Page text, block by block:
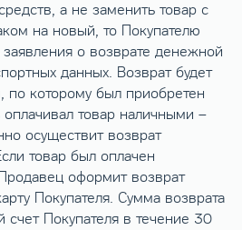
а не заменить товар с
на новый, то Покупателю
о возврате денежной
данных. Возврат будет
по которому был приобретен
оплачивал товар наличными –
осуществит возврат
товар был оплачен
оформит возврат
Покупателя. Сумма возврата
счет Покупателя в течение 30